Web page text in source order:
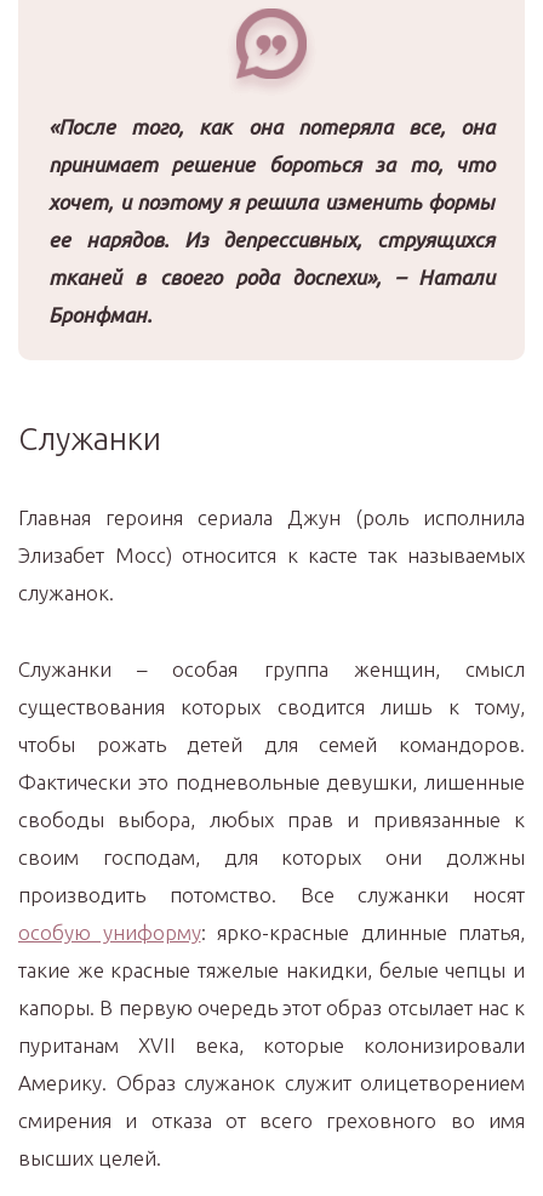
«После того, как она потеряла все, она
принимает решение бороться за то, что
хочет, и поэтому я решила изменить формы
ее нарядов. Из депрессивных, струящихся
тканей в своего рода доспехи», – Натали
Бронфман.
Служанки
Главная героиня сериала Джун (роль исполнила
Элизабет Мосс) относится к касте так называемых
служанок.
Служанки – особая группа женщин, смысл
существования которых сводится лишь к тому,
чтобы рожать детей для семей командоров.
Фактически это подневольные девушки, лишенные
свободы выбора, любых прав и привязанные к
своим господам, для которых они должны
производить потомство. Все служанки носят
особую униформу: ярко-красные длинные платья,
такие же красные тяжелые накидки, белые чепцы и
капоры. В первую очередь этот образ отсылает нас к
пуританам XVII века, которые колонизировали
Америку. Образ служанок служит олицетворением
смирения и отказа от всего греховного во имя
высших целей.